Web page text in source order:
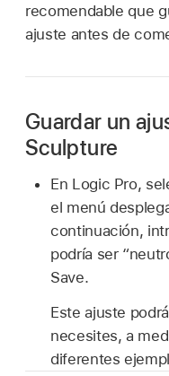
recomendable que
ajuste antes de
Guardar un
Sculpture
En Logic Pro,
el menú
continuación,
podría ser
Save.
Este ajuste
necesites, a
diferentes